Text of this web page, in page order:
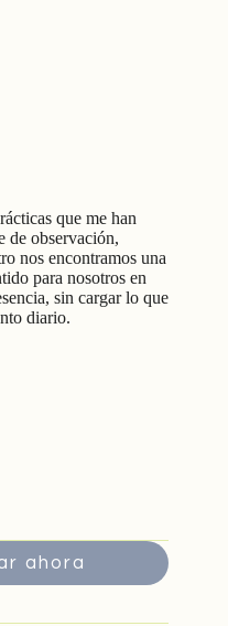
que me han
de observación,
nos encontramos una
para nosotros en
sin cargar lo que
diario.
ahora